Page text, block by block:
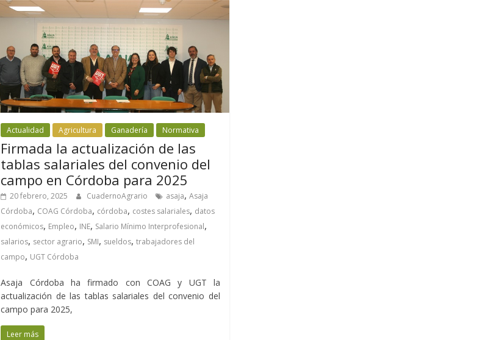
Actualidad Agricultura Ganadería Normativa
Firmada la actualización de las
tablas salariales del convenio del
campo en Córdoba para 2025
20 febrero, 2025 CuadernoAgrario asaja,Asaja
Córdoba, COAG Córdoba, córdoba, costes salariales, datos
económicos, Empleo, INE, Salario Mínimo Interprofesional,
salarios, sector agrario, SMI, sueldos,trabajadores del
campo, UGT Córdoba
Asaja Córdoba ha firmado con COAG y UGT la
actualización de las tablas salariales del convenio del
campo para 2025,
Leer más